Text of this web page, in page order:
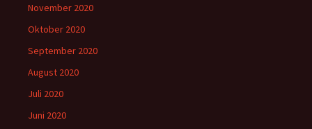
November 2020
Oktober 2020
September 2020
August 2020
Juli 2020
Juni 2020